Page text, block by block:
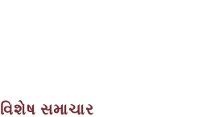
વિશેષ સમાચાર